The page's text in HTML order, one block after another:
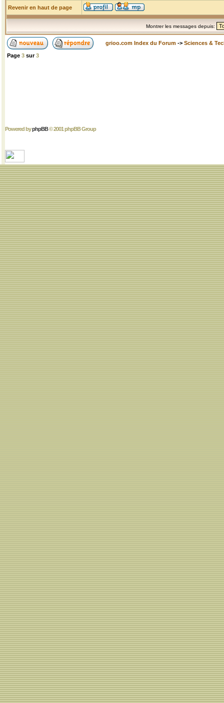
Revenir en haut de page
Montrer les messages depuis:
grioo.com Index du Forum -> Sciences &
Page 3 sur3
Powered byphpBB© 2001 phpBB Group